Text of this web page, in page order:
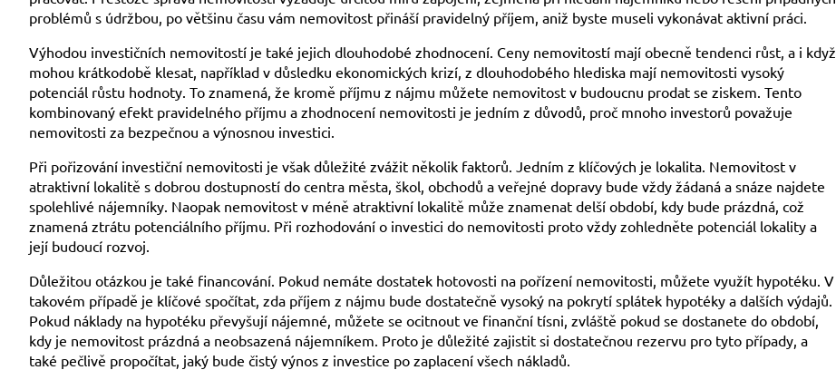
problémů s údržbou, po většinu času vám nemovitost přináší pravidelný příjem, aniž byste museli vykonávat aktivní práci.
Výhodou investičních nemovitostí je také jejich dlouhodobé zhodnocení. Ceny nemovitostí mají obecně tendenci růst, a i když
mohou krátkodobě klesat, například v důsledku ekonomických krizí, z dlouhodobého hlediska mají nemovitosti vysoký
potenciál růstu hodnoty. To znamená, že kromě příjmu z nájmu můžete nemovitost v budoucnu prodat se ziskem. Tento
kombinovaný efekt pravidelného příjmu a zhodnocení nemovitosti je jedním z důvodů, proč mnoho investorů považuje
nemovitosti za bezpečnou a výnosnou investici.
Při pořizování investiční nemovitosti je však důležité zvážit několik faktorů. Jedním z klíčových je lokalita. Nemovitost v
atraktivní lokalitě s dobrou dostupností do centra města, škol, obchodů a veřejné dopravy bude vždy žádaná a snáze najdete
spolehlivé nájemníky. Naopak nemovitost v méně atraktivní lokalitě může znamenat delší období, kdy bude prázdná, což
znamená ztrátu potenciálního příjmu. Při rozhodování o investici do nemovitosti proto vždy zohledněte potenciál lokality a
její budoucí rozvoj.
Důležitou otázkou je také financování. Pokud nemáte dostatek hotovosti na pořízení nemovitosti, můžete využít hypotéku. V
takovém případě je klíčové spočítat, zda příjem z nájmu bude dostatečně vysoký na pokrytí splátek hypotéky a dalších výdajů.
Pokud náklady na hypotéku převyšují nájemné, můžete se ocitnout ve finanční tísni, zvláště pokud se dostanete do období,
kdy je nemovitost prázdná a neobsazená nájemníkem. Proto je důležité zajistit si dostatečnou rezervu pro tyto případy, a
také pečlivě propočítat, jaký bude čistý výnos z investice po zaplacení všech nákladů.